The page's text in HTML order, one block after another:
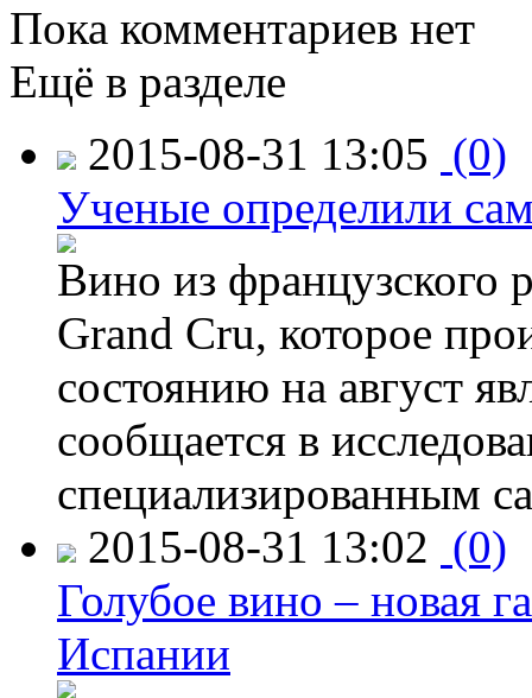
Пока комментариев нет
Ещё в разделе
2015-08-31 13:05 (0)
Ученые определили
Вино из французского
Grand Cru, которое
состоянию на август
сообщается в
специализированным
2015-08-31 13:02 (0)
Голубое вино – новая
Испании